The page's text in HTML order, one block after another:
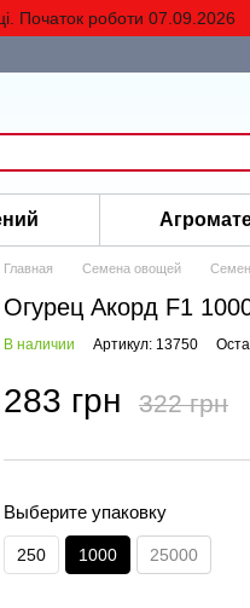
Початок роботи 07.09.2026
Главная Семена овощей
Огурец Акорд F1
В наличии Артикул: 13750
283 грн 322 грн
Выберите упаковку
250 1000 25000